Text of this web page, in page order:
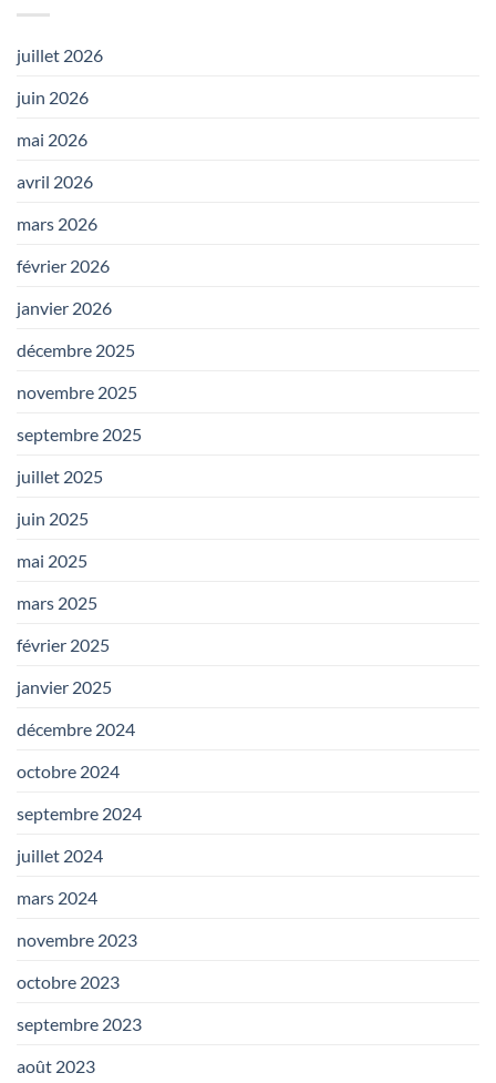
juillet 2026
juin 2026
mai 2026
avril 2026
mars 2026
février 2026
janvier 2026
décembre 2025
novembre 2025
septembre 2025
juillet 2025
juin 2025
mai 2025
mars 2025
février 2025
janvier 2025
décembre 2024
octobre 2024
septembre 2024
juillet 2024
mars 2024
novembre 2023
octobre 2023
septembre 2023
août 2023